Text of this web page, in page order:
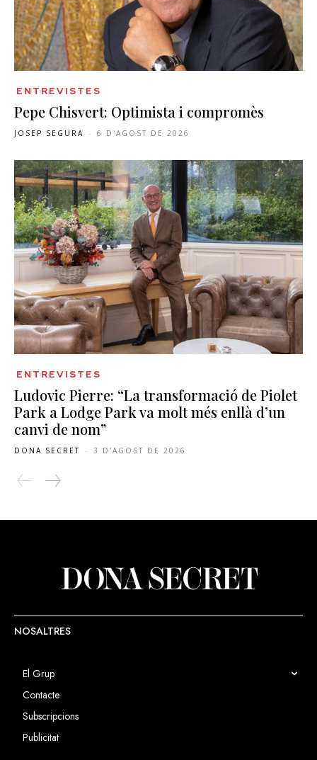
ENTREVISTES
Pepe Chisvert: Optimista i compromès
JOSEP SEGURA - 6 D'AGOST DE 2026
ENTREVISTES
Ludovic Pierre: “La transformació de Piolet
Park a Lodge Park va molt més enllà d’un
canvi de nom”
DONA SECRET - 3 D'AGOST DE 2026
NOSALTRES
El Grup
Contacte
Subscripcions
Publicitat